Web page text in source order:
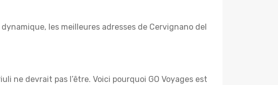
les meilleures adresses de Cervignano del
ne devrait pas l’être. Voici pourquoi GO Voyages est